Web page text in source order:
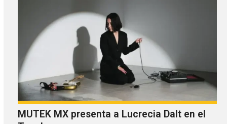
MUTEK MX presenta a Lucrecia Dalt en el